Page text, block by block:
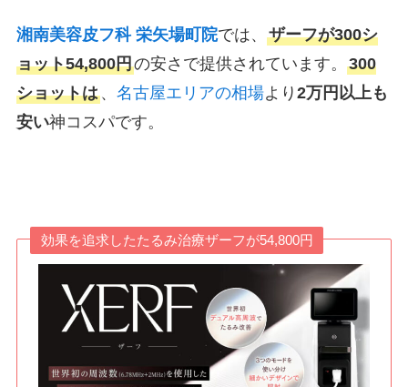
湘南美容皮フ科 栄矢場町院では、 ザーフが300シ
ョット54,800円の安さで提供されています。 300
ショットは、 名古屋エリアの相場より 2万円以上も
安い神コスパです。
効果を追求したたるみ治療ザーフが54,800円